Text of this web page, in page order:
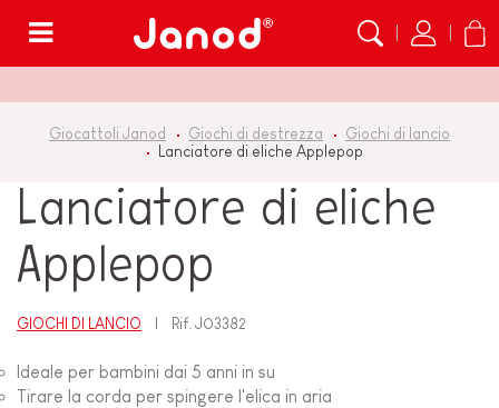
Giocattoli Janod Giochi di destrezza
Giochi di lancio
Lanciatore di eliche Applepop
Lanciatore di eliche
Applepop
GIOCHI DI LANCIO Rif.J03382
Ideale per bambini dai 5 anni in su
Tirare la corda per spingere l'elica in aria